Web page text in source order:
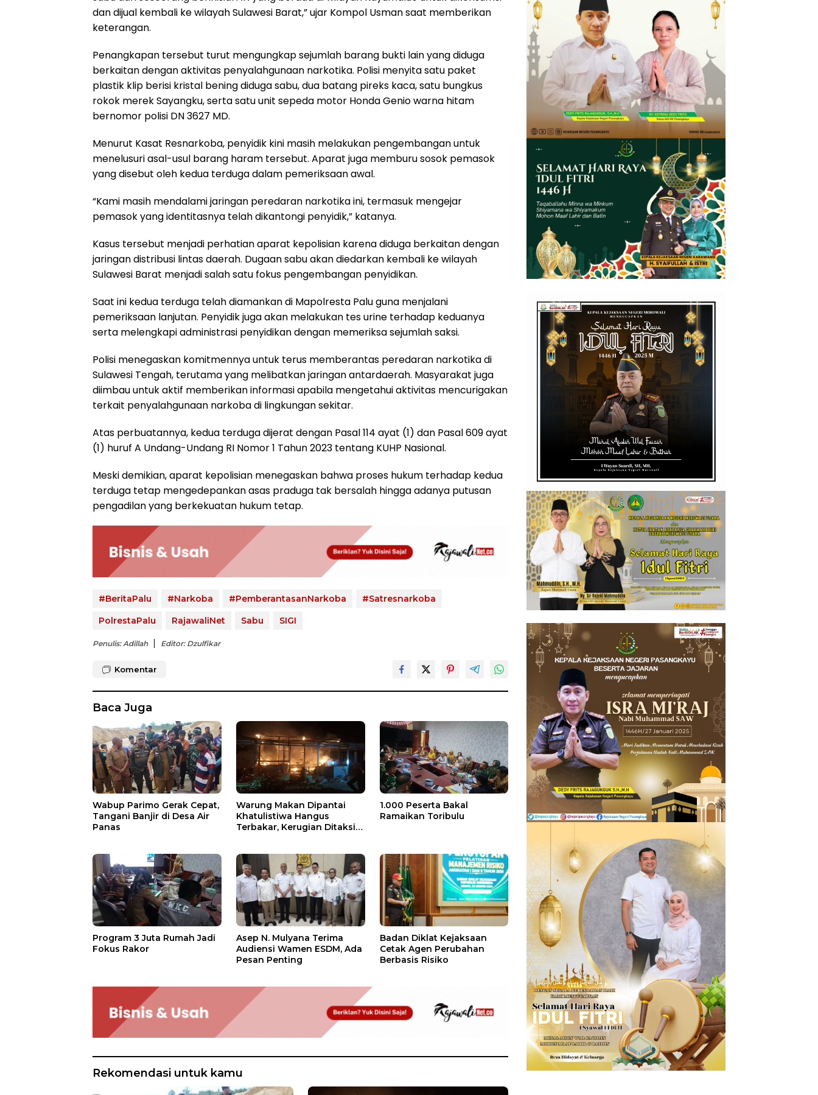
dan dijual kembali ke wilayah Sulawesi Barat,” ujar Kompol Usman saat memberikan
keterangan.
Penangkapan tersebut turut mengungkap sejumlah barang bukti lain yang diduga
berkaitan dengan aktivitas penyalahgunaan narkotika. Polisi menyita satu paket
plastik klip berisi kristal bening diduga sabu, dua batang pireks kaca, satu bungkus
rokok merek Sayangku, serta satu unit sepeda motor Honda Genio warna hitam
bernomor polisi DN 3627 MD.
Menurut Kasat Resnarkoba, penyidik kini masih melakukan pengembangan untuk
menelusuri asal-usul barang haram tersebut. Aparat juga memburu sosok pemasok
yang disebut oleh kedua terduga dalam pemeriksaan awal.
“Kami masih mendalami jaringan peredaran narkotika ini, termasuk mengejar
pemasok yang identitasnya telah dikantongi penyidik,” katanya.
Kasus tersebut menjadi perhatian aparat kepolisian karena diduga berkaitan dengan
jaringan distribusi lintas daerah. Dugaan sabu akan diedarkan kembali ke wilayah
Sulawesi Barat menjadi salah satu fokus pengembangan penyidikan.
Saat ini kedua terduga telah diamankan di Mapolresta Palu guna menjalani
pemeriksaan lanjutan. Penyidik juga akan melakukan tes urine terhadap keduanya
serta melengkapi administrasi penyidikan dengan memeriksa sejumlah saksi.
Polisi menegaskan komitmennya untuk terus memberantas peredaran narkotika di
Sulawesi Tengah, terutama yang melibatkan jaringan antardaerah. Masyarakat juga
diimbau untuk aktif memberikan informasi apabila mengetahui aktivitas mencurigakan
terkait penyalahgunaan narkoba di lingkungan sekitar.
Atas perbuatannya, kedua terduga dijerat dengan Pasal 114 ayat (1) dan Pasal 609 ayat
(1) huruf A Undang-Undang RI Nomor 1 Tahun 2023 tentang KUHP Nasional.
Meski demikian, aparat kepolisian menegaskan bahwa proses hukum terhadap kedua
terduga tetap mengedepankan asas praduga tak bersalah hingga adanya putusan
pengadilan yang berkekuatan hukum tetap.
#BeritaPalu #Narkoba #PemberantasanNarkoba
#Satresnarkoba
PolrestaPalu
RajawaliNet Sabu SIGI
Penulis: Adillah Editor: Dzulfikar
Komentar
Baca Juga
Wabup Parimo Gerak Cepat,
Tangani Banjir di Desa Air
Panas
Warung Makan Dipantai
Khatulistiwa Hangus
Terbakar, Kerugian Ditaksir
1.000 Peserta Bakal
Ramaikan Toribulu
Program 3 Juta Rumah Jadi
Fokus Rakor
Asep N. Mulyana Terima
Audiensi Wamen ESDM, Ada
Pesan Penting
Badan Diklat Kejaksaan
Cetak Agen Perubahan
Berbasis Risiko
Rekomendasi untuk kamu